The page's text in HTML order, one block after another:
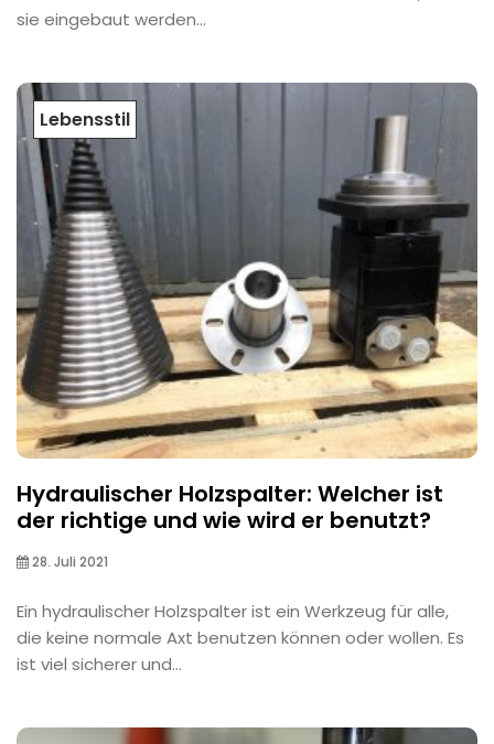
sie eingebaut werden...
Lebensstil
Hydraulischer Holzspalter: Welcher ist
der richtige und wie wird er benutzt?
28. Juli 2021
Ein hydraulischer Holzspalter ist ein Werkzeug für alle,
die keine normale Axt benutzen können oder wollen. Es
ist viel sicherer und...